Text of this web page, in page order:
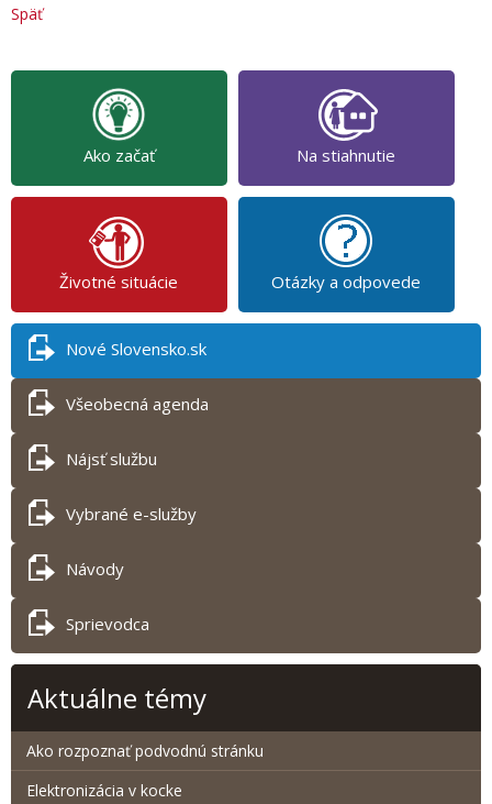
Späť
Ako začať Na stiahnutie
Životné situácie Otázky a odpovede
Nové Slovensko.sk
Všeobecná agenda
Nájsť službu
Vybrané e-služby
Návody
Sprievodca
Aktuálne témy
Ako rozpoznať podvodnú stránku
Elektronizácia v kocke